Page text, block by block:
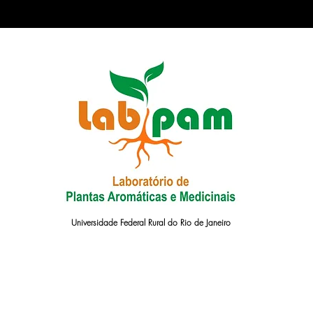
Universidade Federal Rural do Rio de Janeiro